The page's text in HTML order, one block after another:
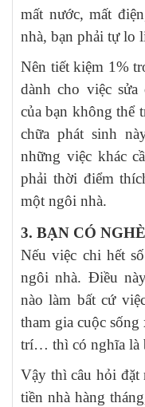
mất nước, mất
nhà, bạn phải tự lo
Nên tiết kiệm 1%
dành cho việc
của bạn không thể
chữa phát sinh
những việc khác
phải thời điểm
một ngôi nhà.
3. BẠN CÓ
Nếu việc chi hết
ngôi nhà. Điều
nào làm bất cứ
tham gia cuộc
trí… thì có nghĩa là
Vậy thì câu hỏi đặt
tiền nhà hàng